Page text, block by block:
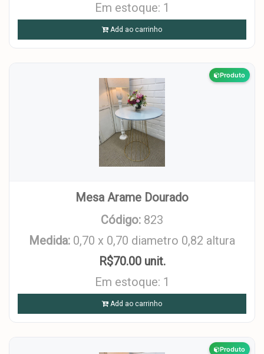
Em estoque: 1
Add ao carrinho
Produto
Mesa Arame Dourado
Código: 823
Medida: 0,70 x 0,70 diametro 0,82 altura
R$70.00 unit.
Em estoque: 1
Add ao carrinho
Produto